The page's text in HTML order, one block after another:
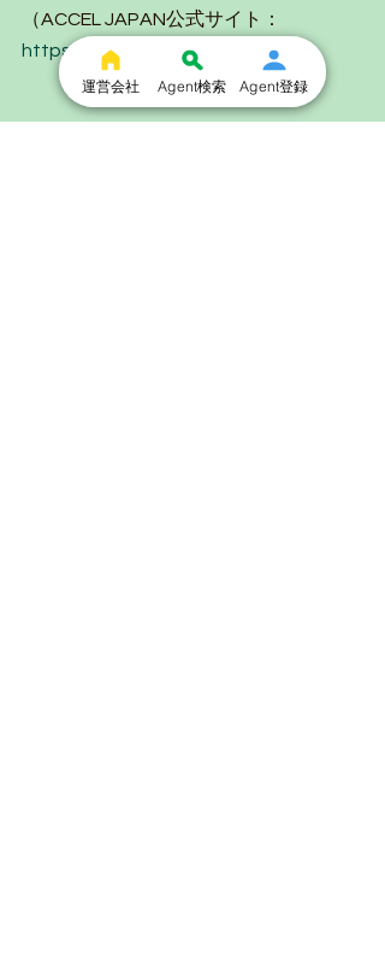
（ACCEL JAPAN公式サイト：
https://accel-japan.com/
運営会社 Agent検索 Agent登録